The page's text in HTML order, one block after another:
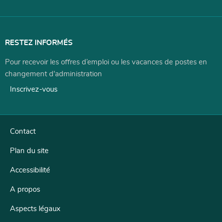
RESTEZ INFORMÉS
Pour recevoir les offres d’emploi ou les vacances de postes en
changement d'administration
Inscrivez-vous
Contact
Plan du site
Accessibilité
A propos
Aspects légaux